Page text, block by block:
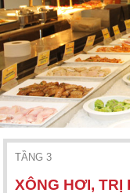
TẦNG 3
XÔNG HƠI, TRỊ